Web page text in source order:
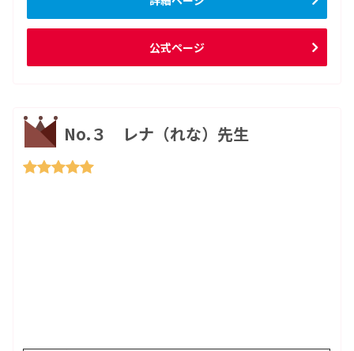
公式ページ
No.３ レナ（れな）先生